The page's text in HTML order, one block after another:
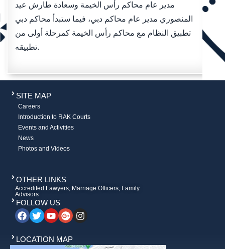
مدير عام محاكم رأس الخيمة وسعادة طارش عيد
المنصوري مدير عام محاكم دبي، فيما ستبدأ محاكم دبي
تطبيق النظام مع محاكم رأس الخيمة كمرحلة أولى من
تطبيقه.
SITE MAP
Careers
Introduction to RAK Courts
Events and Activities
News
Photos and Videos
OTHER LINKS
Accredited Lawyers, Marriage Officers, Family
Advisors
FOLLOW US
LOCATION MAP